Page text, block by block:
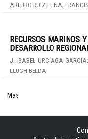
ARTURO RUIZ LUNA;
RECURSOS MARINOS
DESARROLLO
J. ISABEL URCIAGA
LLUCH BELDA
Más